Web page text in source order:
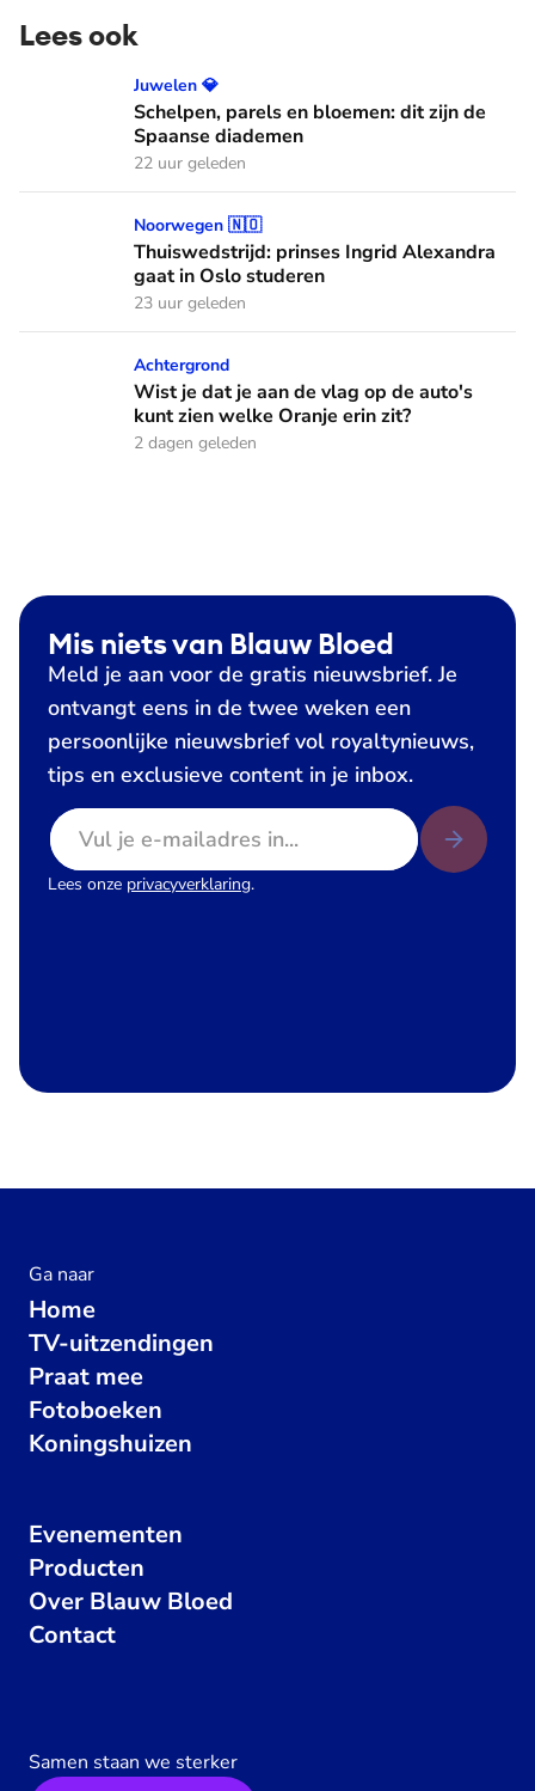
Lees ook
Schelpen, parels en bloemen: dit zijn de Spaanse diademen
Juwelen 💎
Schelpen, parels en bloemen: dit zijn de
Spaanse diademen
22 uur geleden
Thuiswedstrijd: prinses Ingrid Alexandra gaat in Oslo
Noorwegen 🇳🇴
Thuiswedstrijd: prinses Ingrid Alexandra
gaat in Oslo studeren
23 uur geleden
Wist je dat je aan de vlag op de auto's kunt zien welke
Achtergrond
Wist je dat je aan de vlag op de auto's
kunt zien welke Oranje erin zit?
2 dagen geleden
Mis niets van Blauw Bloed
Meld je aan voor de gratis nieuwsbrief. Je
ontvangt eens in de twee weken een
persoonlijke nieuwsbrief vol royaltynieuws,
tips en exclusieve content in je inbox.
E-mailadres
Lees onze privacyverklaring.
Ga naar
Home
TV-uitzendingen
Praat mee
Fotoboeken
Koningshuizen
Evenementen
Producten
Over Blauw Bloed
Contact
Samen staan we sterker